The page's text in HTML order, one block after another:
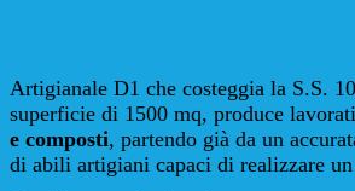
Artigianale D1 che costeggia la S.S.
superficie di 1500 mq, produce
e composti, partendo già da un
di abili artigiani capaci di realizzare